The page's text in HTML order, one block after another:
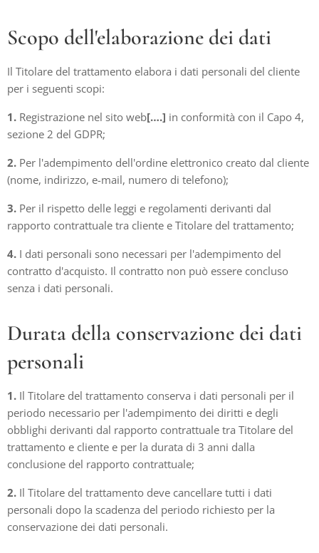
Scopo dell'elaborazione dei dati
Il Titolare del trattamento elabora i dati personali del cliente
per i seguenti scopi:
1. Registrazione nel sito web[….] in conformità con il Capo 4,
sezione 2 del GDPR;
2. Per l'adempimento dell'ordine elettronico creato dal cliente
(nome, indirizzo, e-mail, numero di telefono);
3. Per il rispetto delle leggi e regolamenti derivanti dal
rapporto contrattuale tra cliente e Titolare del trattamento;
4. I dati personali sono necessari per l'adempimento del
contratto d'acquisto. Il contratto non può essere concluso
senza i dati personali.
Durata della conservazione dei dati
personali
1. Il Titolare del trattamento conserva i dati personali per il
periodo necessario per l'adempimento dei diritti e degli
obblighi derivanti dal rapporto contrattuale tra Titolare del
trattamento e cliente e per la durata di 3 anni dalla
conclusione del rapporto contrattuale;
2. Il Titolare del trattamento deve cancellare tutti i dati
personali dopo la scadenza del periodo richiesto per la
conservazione dei dati personali.